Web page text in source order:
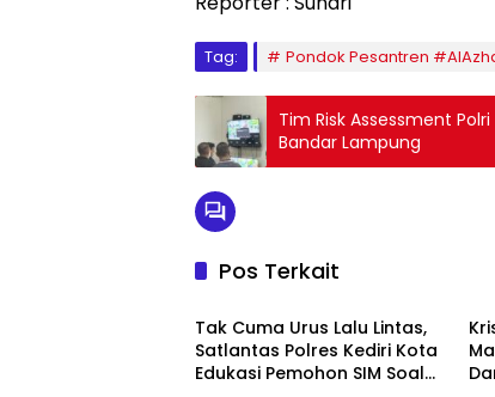
Tag: Pondok Pesantren
Tim Risk Assessment
Bandar Lampung
Pos Terkait
BERITA TERBARU
Tak Cuma Urus Lalu Lintas,
Satlantas Polres Kediri Kota
Edukasi Pemohon SIM Soal
BERITA TERBARU